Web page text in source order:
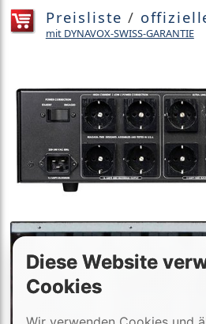
Preisliste /
mit DYNAVOX-SWISS-GARANTIE
Diese Website
Cookies